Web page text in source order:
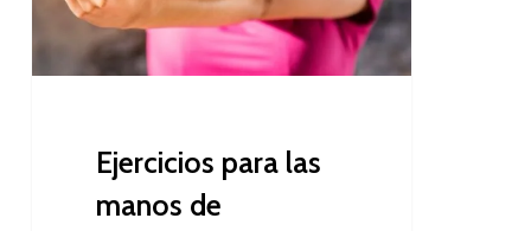
tejedoras
Ejercicios para las
manos de